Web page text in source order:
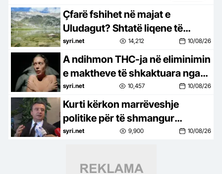
Çfarë fshihet në majat e
Uludagut? Shtatë liqene të
formuara miliona vite më parë
syri.net 14,212 10/08/26
A ndihmon THC-ja në eliminimin
e maktheve të shkaktuara nga
traumat?
syri.net 10,457 10/08/26
Kurti kërkon marrëveshje
politike për të shmangur
zgjedhjet e reja
syri.net 9,900 10/08/26